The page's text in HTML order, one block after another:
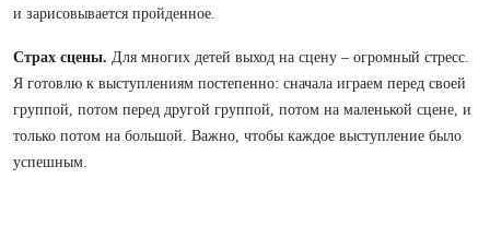
и зарисовывается пройденное.
Страх сцены. Для многих детей выход на сцену – огромный стресс.
Я готовлю к выступлениям постепенно: сначала играем перед своей
группой, потом перед другой группой, потом на маленькой сцене, и
только потом на большой. Важно, чтобы каждое выступление было
успешным.